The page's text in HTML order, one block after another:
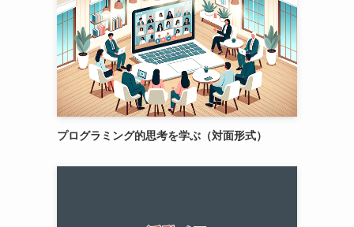
プログラミング的思考を学ぶ（対面形式）